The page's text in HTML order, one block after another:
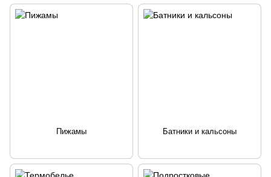
Пижамы Батники и кальсоны